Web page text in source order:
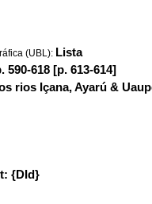
(UBL): Lista
590-618 [p. 613-614]
rios Içana, Ayarú &
{DId}